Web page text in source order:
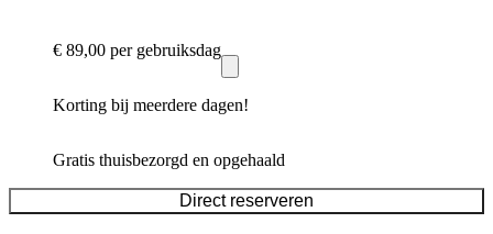
€ 89,00 per gebruiksdag
Korting bij meerdere dagen!
Gratis thuisbezorgd en opgehaald
Direct reserveren